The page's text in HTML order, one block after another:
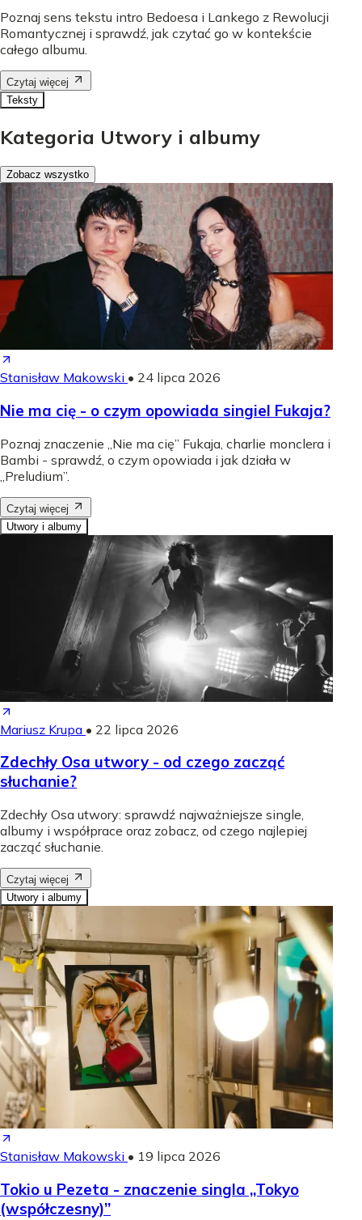
Poznaj sens tekstu intro Bedoesa i Lankego z Rewolucji
Romantycznej i sprawdź, jak czytać go w kontekście
całego albumu.
Czytaj więcej
Teksty
Kategoria Utwory i albumy
Zobacz wszystko
Stanisław Makowski • 24 lipca 2026
Nie ma cię - o czym opowiada singiel Fukaja?
Poznaj znaczenie „Nie ma cię” Fukaja, charlie monclera i
Bambi - sprawdź, o czym opowiada i jak działa w
„Preludium”.
Czytaj więcej
Utwory i albumy
Mariusz Krupa • 22 lipca 2026
Zdechły Osa utwory - od czego zacząć
słuchanie?
Zdechły Osa utwory: sprawdź najważniejsze single,
albumy i współprace oraz zobacz, od czego najlepiej
zacząć słuchanie.
Czytaj więcej
Utwory i albumy
Stanisław Makowski • 19 lipca 2026
Tokio u Pezeta - znaczenie singla „Tokyo
(współczesny)”